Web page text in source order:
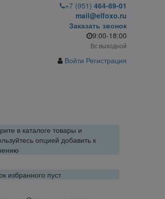
+7 (951) 464-89-01
mail@elfoxo.ru
Заказать звонок
9:00-18:00
Вс выходной
Войти Регистрация
в каталоге товары и
опцией добавить к
избранного пуст